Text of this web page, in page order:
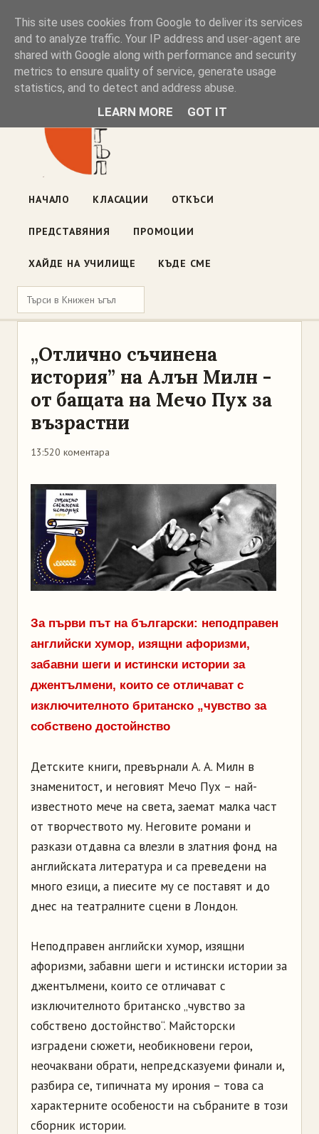
Книжен ъгъл
Блог на книжарницата — класации, откъси, нови книги
ул. „Оборище" 117, София· пон–пет 10:00–19:00 ·
НАЧАЛО КЛАСАЦИИ ОТКЪСИ
ПРЕДСТАВЯНИЯ ПРОМОЦИИ
ХАЙДЕ НА УЧИЛИЩЕ КЪДЕ СМЕ
„Отлично съчинена
история” на Алън Милн -
от бащата на Мечо Пух за
възрастни
13:520 коментара
За първи път на български: неподправен
английски хумор, изящни афоризми,
забавни шеги и истински истории за
джентълмени, които се отличават с
изключителното британско „чувство за
собствено достойнство
Детските книги, превърнали А. А. Милн в
знаменитост, и неговият Мечо Пух – най-
известното мече на света, заемат малка част
от творчеството му. Неговите романи и
разкази отдавна са влезли в златния фонд на
английската литература и са преведени на
много езици, а пиесите му се поставят и до
днес на театралните сцени в Лондон.
Неподправен английски хумор, изящни
афоризми, забавни шеги и истински истории за
джентълмени, които се отличават с
изключителното британско „чувство за
собствено достойнство“. Майсторски
изградени сюжети, необикновени герои,
неочаквани обрати, непредсказуеми финали и,
разбира се, типичната му ирония – това са
характерните особености на събраните в този
сборник истории.
This site uses cookies from Google to deliver its services
and to analyze traffic. Your IP address and user-agent are
shared with Google along with performance and security
metrics to ensure quality of service, generate usage
statistics, and to detect and address abuse.
LEARN MORE GOT IT